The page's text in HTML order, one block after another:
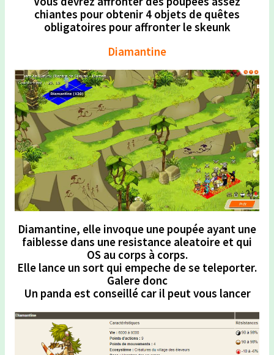
chiantes pour obtenir 4 objets de quêtes
obligatoires pour affronter le skeunk
Diamantine
Diamantine, elle invoque une poupée ayant une
faiblesse dans une resistance aleatoire et qui
OS au corps à corps.
Elle lance un sort qui empeche de se teleporter.
Galere donc
Un panda est conseillé car il peut vous lancer